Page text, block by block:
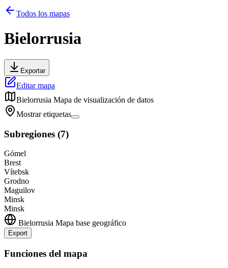
Todos los mapas
Bielorrusia
Exportar
Editar mapa
Bielorrusia Mapa de visualización de datos
Mostrar etiquetas
Subregiones (7)
Gómel
Brest
Vítebsk
Grodno
Maguilov
Minsk
Minsk
Bielorrusia Mapa base geográfico
Export
+
Funciones del mapa